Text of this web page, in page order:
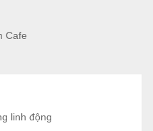
Cafe
linh động